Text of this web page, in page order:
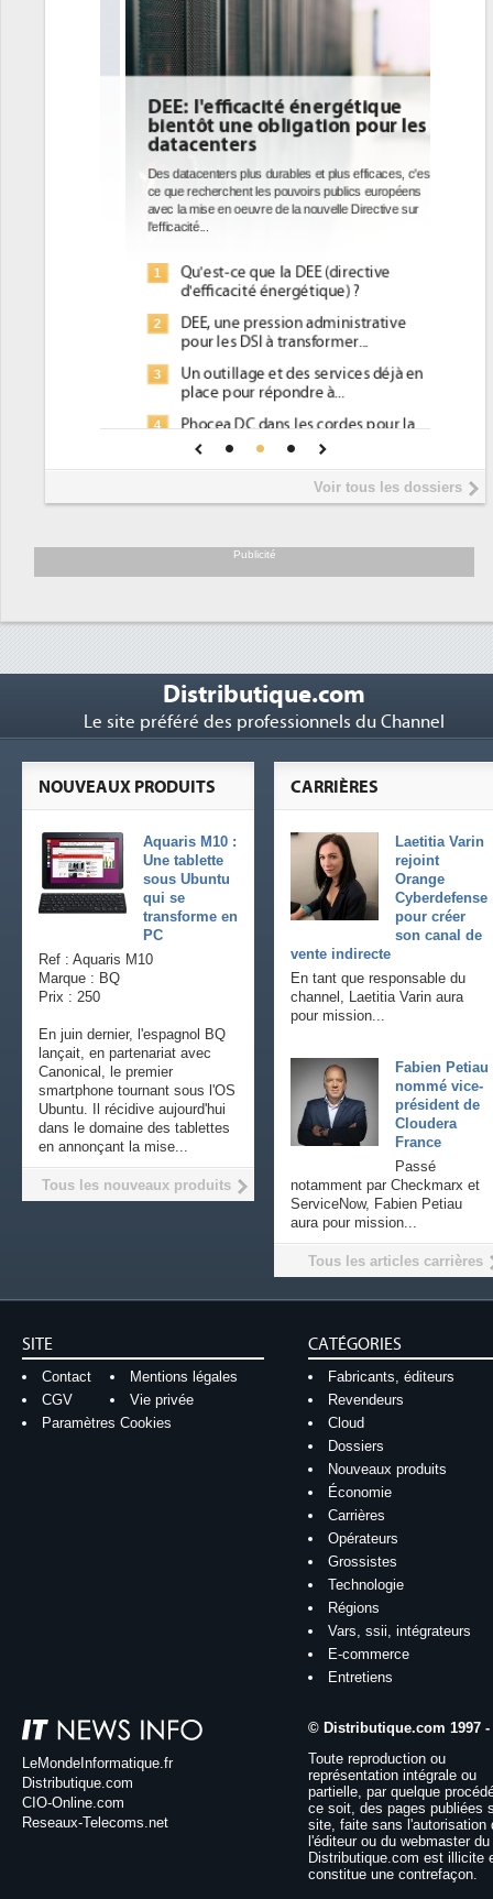
DEE: l'efficacité énergétique
bientôt une obligation pour les
datacenters
Des datacenters plus durables et plus efficaces, c'est
ce que recherchent les pouvoirs publics européens
avec la mise en oeuvre de la nouvelle Directive sur
l'efficacité...
Qu'est-ce que la DEE (directive
d'efficacité énergétique) ?
DEE, une pression administrative
pour les DSI à transformer...
Un outillage et des services déjà en
place pour répondre à...
Phocea DC dans les cordes pour la
Interview de Fabrice Coquio,
président de Digital Realty...
soutient les...
Voir tous les dossiers
Publicité
Distributique.com
Le site préféré des professionnels du Channel
CARRIÈRES
Laetitia Varin
rejoint
Orange
Cyberdefense
pour créer
son canal de
vente indirecte
En tant que responsable du
channel, Laetitia Varin aura
pour mission...
Fabien Petiau
nommé vice-
président de
Cloudera
France
Passé
notamment par Checkmarx et
ServiceNow, Fabien Petiau
aura pour mission...
Tous les articles carrières
NOUVEAUX PRODUITS
Aquaris M10 :
Une tablette
sous Ubuntu
qui se
transforme en
PC
Ref : Aquaris M10
Marque : BQ
Prix : 250
En juin dernier, l'espagnol BQ
lançait, en partenariat avec
Canonical, le premier
smartphone tournant sous l'OS
Ubuntu. Il récidive aujourd'hui
dans le domaine des tablettes
en annonçant la mise...
Tous les nouveaux produits
SITE
Contact
Mentions légales
CGV
Vie privée
Paramètres Cookies
CATÉGORIES
Fabricants, éditeurs
Revendeurs
Cloud
Dossiers
Nouveaux produits
Économie
Carrières
Opérateurs
Grossistes
Technologie
Régions
Vars, ssii, intégrateurs
E-commerce
Entretiens
LeMondeInformatique.fr
Distributique.com
CIO-Online.com
Reseaux-Telecoms.net
© Distributique.com 1997 -
Toute reproduction ou
représentation intégrale ou
partielle, par quelque
ce soit, des pages publiées
site, faite sans l'autorisation
l'éditeur ou du webmaster
Distributique.com est illicite
constitue une contrefaçon.